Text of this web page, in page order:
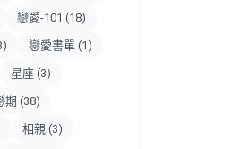
戀愛-101 (18)
戀愛書單 (1)
星座 (3)
期 (38)
相親 (3)